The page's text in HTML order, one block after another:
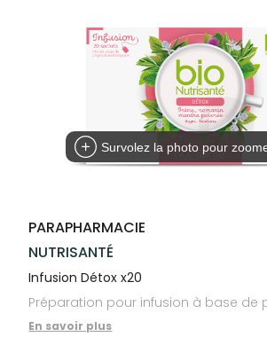
Dispositifs
médicaux
Cheveux
Corps
DE GARDE
DE SANTÉ
Survolez la photo pour
PARAPHARMACIE
NUTRISANTÉ
Infusion Détox x20
Préparation pour infusion à base de
En savoir plus